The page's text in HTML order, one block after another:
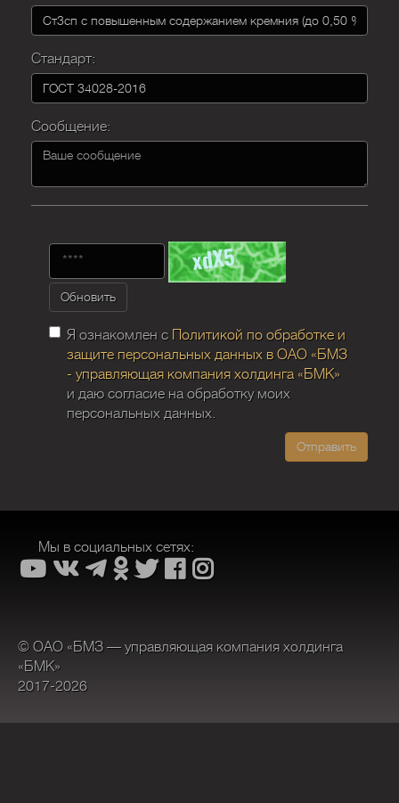
Стандарт:
Сообщение:
Обновить
Я ознакомлен с Политикой по обработке и
защите персональных данных в ОАО «БМЗ
- управляющая компания холдинга «БМК»
и даю согласие на обработку моих
персональных данных.
Отправить
Мы в социальных сетях:
© ОАО «БМЗ — управляющая компания холдинга
«БМК»
2017-2026